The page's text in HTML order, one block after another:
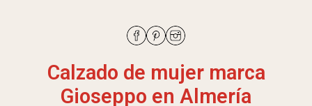
Calzado de mujer marca
Gioseppo en Almería